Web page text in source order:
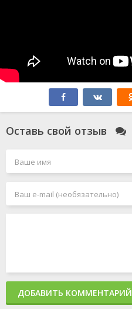
Оставь свой отзыв
ДОБАВИТЬ КОММЕНТАРИЙ